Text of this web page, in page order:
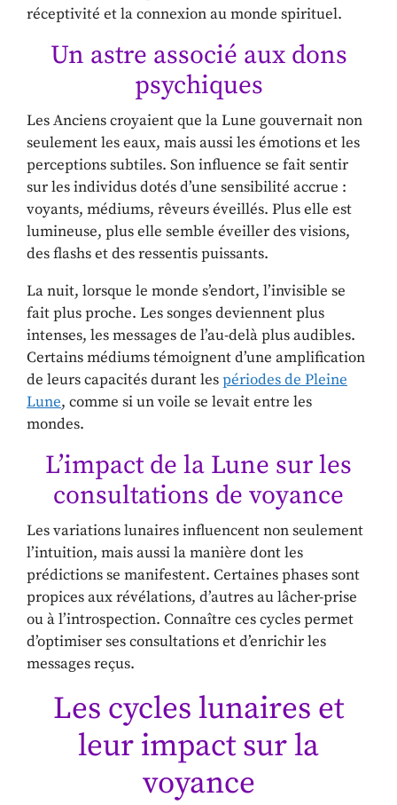
réceptivité et la connexion au monde spirituel.
Un astre associé aux dons
psychiques
Les Anciens croyaient que la Lune gouvernait non
seulement les eaux, mais aussi les émotions et les
perceptions subtiles. Son influence se fait sentir
sur les individus dotés d’une sensibilité accrue :
voyants, médiums, rêveurs éveillés. Plus elle est
lumineuse, plus elle semble éveiller des visions,
des flashs et des ressentis puissants.
La nuit, lorsque le monde s’endort, l’invisible se
fait plus proche. Les songes deviennent plus
intenses, les messages de l’au-delà plus audibles.
Certains médiums témoignent d’une amplification
de leurs capacités durant lespériodes de Pleine
Lune, comme si un voile se levait entre les
mondes.
L’impact de la Lune sur les
consultations de voyance
Les variations lunaires influencent non seulement
l’intuition, mais aussi la manière dont les
prédictions se manifestent. Certaines phases sont
propices aux révélations, d’autres au lâcher-prise
ou à l’introspection. Connaître ces cycles permet
d’optimiser ses consultations et d’enrichir les
messages reçus.
Les cycles lunaires et
leur impact sur la
voyance